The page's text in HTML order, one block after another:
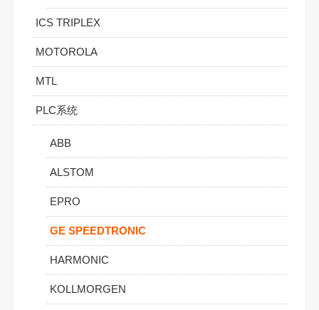
ICS TRIPLEX
MOTOROLA
MTL
PLC系统
ABB
ALSTOM
EPRO
GE SPEEDTRONIC
HARMONIC
KOLLMORGEN